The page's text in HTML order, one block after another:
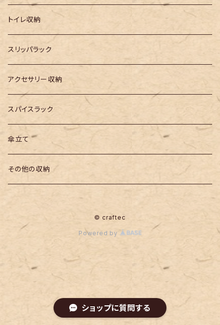
ショップに質問する
トイレ収納
スリッパラック
アクセサリー収納
スパイスラック
傘立て
その他の収納
© craftec
Powered by